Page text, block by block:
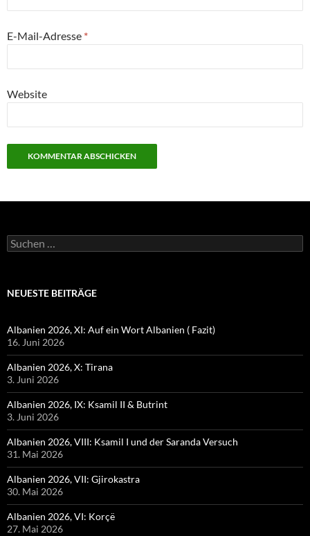
E-Mail-Adresse *
Website
Suchen
nach:
NEUESTE BEITRÄGE
Albanien 2026, XI: Auf ein Wort Albanien ( Fazit)
16. Juni 2026
Albanien 2026, X: Tirana
3. Juni 2026
Albanien 2026, IX: Ksamil II & Butrint
3. Juni 2026
Albanien 2026, VIII: Ksamil I und der Saranda Versuch
31. Mai 2026
Albanien 2026, VII: Gjirokastra
30. Mai 2026
Albanien 2026, VI: Korçë
27. Mai 2026